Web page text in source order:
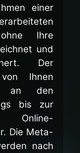
einer
Ihre
und
Der
Ihnen
an den
bis zur
Die Meta-
nach